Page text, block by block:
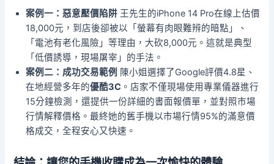
案例一：惡意壓價陷阱 王先生的iPhone 14 Pro在線上估價
18,000元，到店後卻被以「螢幕有肉眼難辨的暗點」、
「電池有老化風險」等理由，大砍8,000元。這就是典型
「低價誘導，現場屠宰」的手法。
案例二：成功交易範例 陳小姐選擇了Google評價4.8星、
在地經營多年的優酷3C 。店家不僅現場使用專業儀器進行
15分鐘檢測，還提供一份詳細的書面報價單，並對照市場
行情解釋價格。最終她的舊手機以市場行情95%的滿意價
格成交，全程安心又快速。